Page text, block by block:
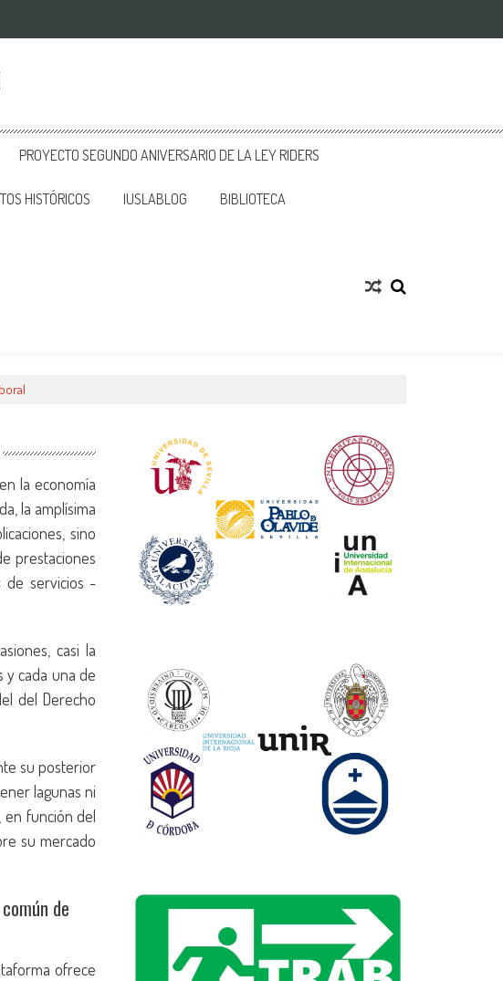
PROYECTO SEGUNDO ANIVERSARIO DE LA LEY RIDERS
HISTÓRICOS IUSLABLOG BIBLIOTECA
la economía
la amplísima
sino
prestaciones
de servicios -
casi la
y cada una de
del Derecho
su posterior
lagunas ni
en función del
su mercado
de
ofrece